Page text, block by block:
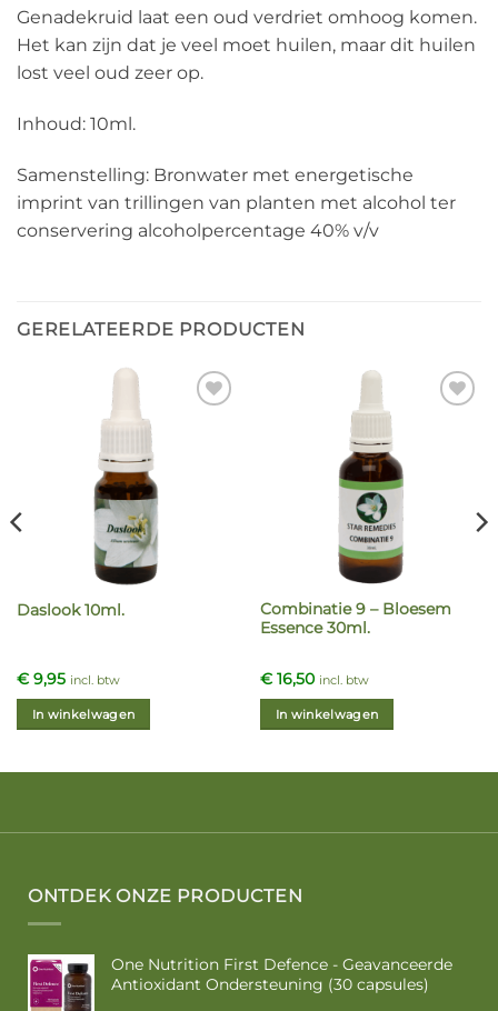
Genadekruid laat een oud verdriet omhoog komen.
Het kan zijn dat je veel moet huilen, maar dit huilen
lost veel oud zeer op.
Inhoud: 10ml.
Samenstelling: Bronwater met energetische
imprint van trillingen van planten met alcohol ter
conservering alcoholpercentage 40% v/v
GERELATEERDE PRODUCTEN
Daslook 10ml.
€9,95 incl. btw
In winkelwagen
Combinatie 9 – Bloesem
Essence 30ml.
€16,50 incl. btw
In winkelwagen
ONTDEK ONZE PRODUCTEN
One Nutrition First Defence - Geavanceerde
Antioxidant Ondersteuning (30 capsules)